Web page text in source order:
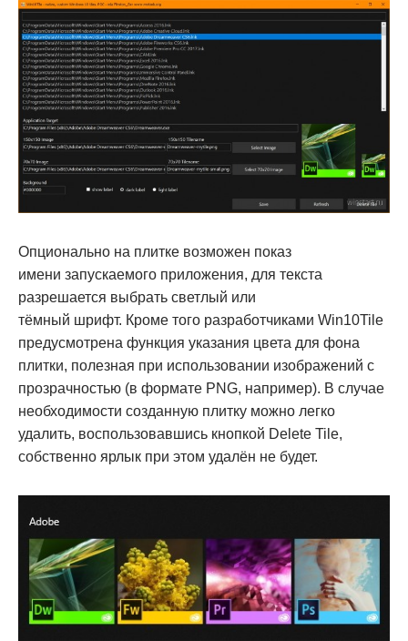
Опционально на плитке возможен показ
имени запускаемого приложения, для текста
разрешается выбрать светлый или
тёмный шрифт. Кроме того разработчиками Win10Tile
предусмотрена функция указания цвета для фона
плитки, полезная при использовании изображений с
прозрачностью (в формате PNG, например). В случае
необходимости созданную плитку можно легко
удалить, воспользовавшись кнопкой Delete Tile,
собственно ярлык при этом удалён не будет.